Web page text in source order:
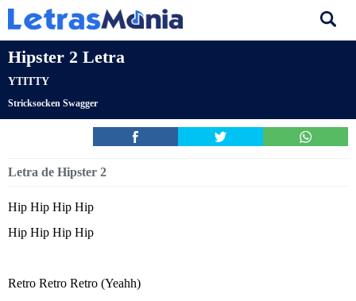
Hipster 2 Letra
YTITTY
Stricksocken Swagger
Letra de Hipster 2
Hip Hip Hip Hip
Hip Hip Hip Hip
Retro Retro Retro (Yeahh)